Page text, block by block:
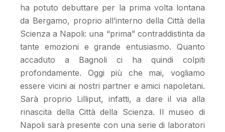
ha potuto debuttare per la prima volta lontana
da Bergamo, proprio all’interno della Città della
Scienza a Napoli: una “prima” contraddistinta da
tante emozioni e grande entusiasmo. Quanto
accaduto a Bagnoli ci ha quindi colpiti
profondamente. Oggi più che mai, vogliamo
essere vicini ai nostri partner e amici napoletani.
Sarà proprio Lilliput, infatti, a dare il via alla
rinascita della Città della Scienza. Il museo di
Napoli sarà presente con una serie di laboratori